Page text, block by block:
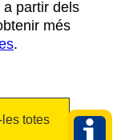
partir dels
més
.
totes